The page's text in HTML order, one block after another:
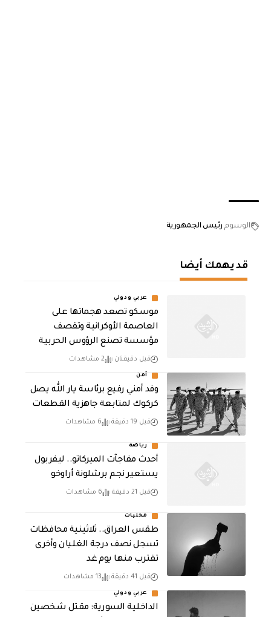
الوسوم رئيس الجمهورية
قد يهمك أيضا
عربي ودولي
موسكو تصعد هجماتها على
العاصمة الأوكرانية وتقصف
مؤسسة تصنع الرؤوس الحربية
قبل دقيقتان 2 مشاهدات
أمن
وفد أمني رفيع برئاسة يار الله يصل
كركوك لمتابعة جاهزية القطعات
قبل 19 دقيقة 6 مشاهدات
رياضة
أحدث مفاجآت الميركاتو.. ليفربول
يستعير نجم برشلونة أراوخو
قبل 21 دقيقة 6 مشاهدات
محليات
طقس العراق.. ثلاثينية محافظات
تسجل نصف درجة الغليان وأخرى
تقترب منها يوم غد
قبل 41 دقيقة 13 مشاهدات
عربي ودولي
الداخلية السورية: مقتل شخصين